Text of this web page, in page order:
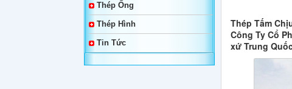
Thép Tấm
Công Ty Cổ
xứ Trung
Thép Ống
Thép Hình
Tin Tức